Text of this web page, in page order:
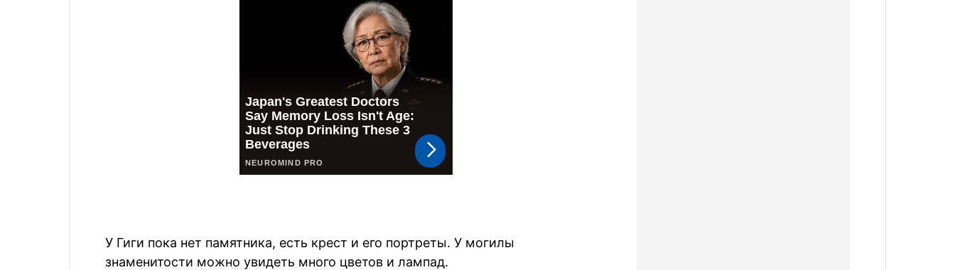
У Гиги пока нет памятника, есть крест и его портреты. У могилы
знаменитости можно увидеть много цветов и лампад.